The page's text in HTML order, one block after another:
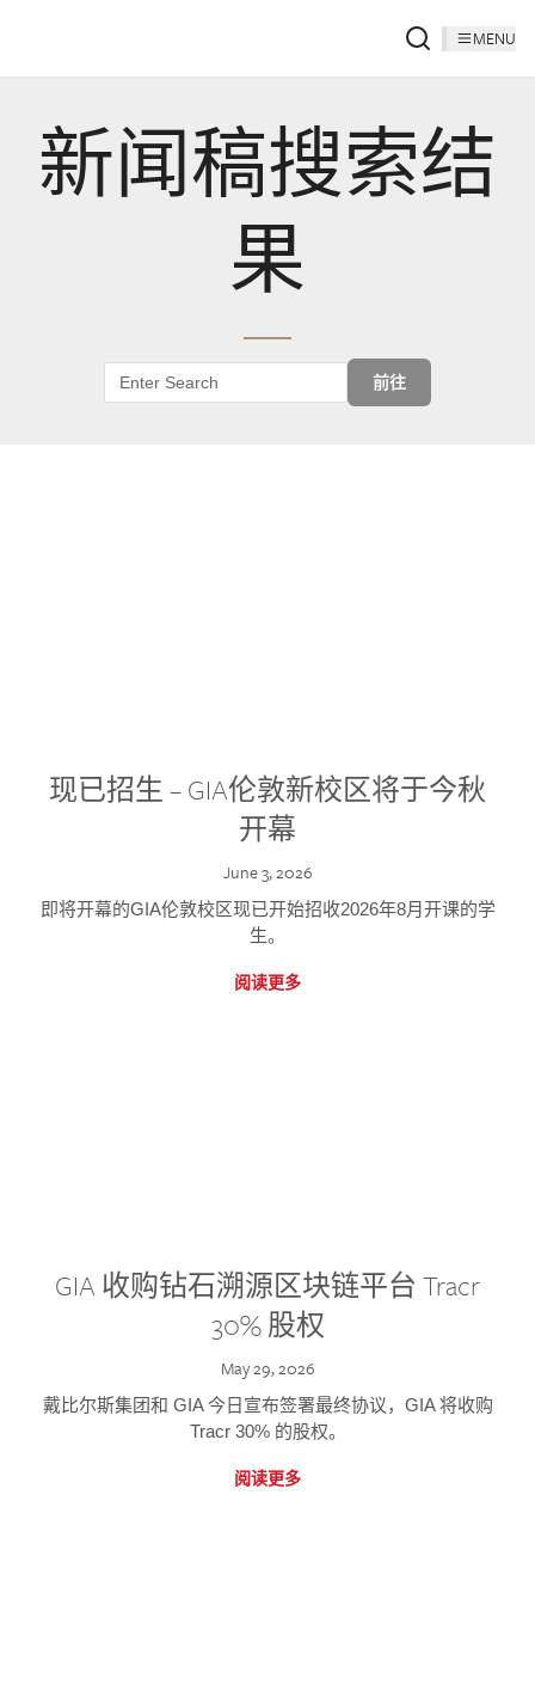
MENU
新闻稿搜索结
果
前往
现已招生 – GIA伦敦新校区将于今秋
开幕
June 3, 2026
即将开幕的GIA伦敦校区现已开始招收2026年8月开课的学
生。
阅读更多
GIA 收购钻石溯源区块链平台 Tracr
30% 股权
May 29, 2026
戴比尔斯集团和 GIA 今日宣布签署最终协议，GIA 将收购
Tracr 30% 的股权。
阅读更多